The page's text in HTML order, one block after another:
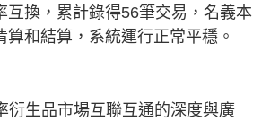
換，累計錄得56筆交易，名義本
和結算，系統運行正常平穩。
衍生品市場互聯互通的深度與廣